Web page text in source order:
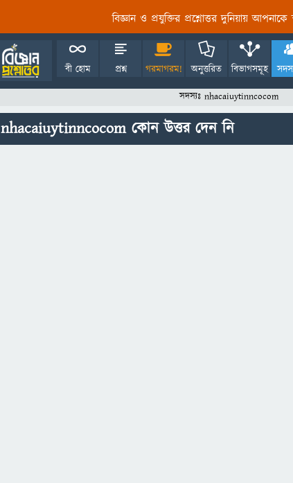
বিজ্ঞান ও প্রযুক্তির প্রশ্নোত্তর দুনিয়ায়
বী হোম প্রশ্ন গরমাগরম! অনুত্তরিত বিভাগসমূহ
সদস্যঃ nhacaiuytinncocom
nhacaiuytinncocom কোন উত্তর দেন নি